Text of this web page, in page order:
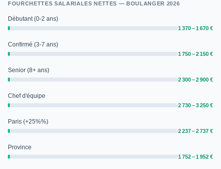
FOURCHETTES SALARIALES NETTES — BOULANGER 2026
Débutant (0-2 ans)
1 370 – 1 670 €
Confirmé (3-7 ans)
1 750 – 2 150 €
Senior (8+ ans)
2 300 – 2 900 €
Chef d'équipe
2 730 – 3 250 €
Paris (+25%%)
2 237 – 2 737 €
Province
1 752 – 1 952 €